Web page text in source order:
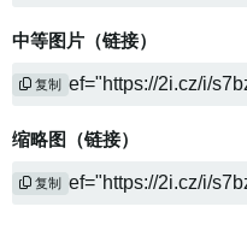
中等图片（链接）
复制
缩略图（链接）
复制